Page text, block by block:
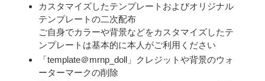
カスタマイズしたテンプレートおよびオリジナル
テンプレートの二次配布
ご自身でカラーや背景などをカスタマイズしたテ
ンプレートは基本的に本人がご利用ください
「template＠mrnp_doll」クレジットや背景のウォ
ーターマークの削除